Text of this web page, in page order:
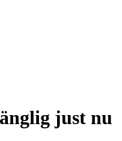
just nu